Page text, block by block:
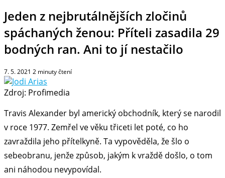
Jeden z nejbrutálnějších zločinů
spáchaných ženou: Příteli zasadila 29
bodných ran. Ani to jí nestačilo
7. 5. 2021 2 minuty čtení
Zdroj: Profimedia
Travis Alexander byl americký obchodník, který se narodil
v roce 1977. Zemřel ve věku třiceti let poté, co ho
zavraždila jeho přítelkyně. Ta vypověděla, že šlo o
sebeobranu, jenže způsob, jakým k vraždě došlo, o tom
ani náhodou nevypovídal.